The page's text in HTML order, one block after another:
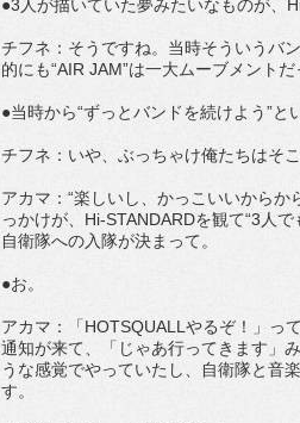
●3人が描いていた夢みたいなものが、
チフネ：そうですね。当時そういうバ
的にも“AIR JAM”は一大ムーブメントだ
●当時から“ずっとバンドを続けよう”と
チフネ：いや、ぶっちゃけ俺たちはそ
アカマ：“楽しいし、かっこいいから
っかけが、Hi-STANDARDを観て“3人
自衛隊への入隊が決まって。
●お。
アカマ：「HOTSQUALLやるぞ！」っ
通知が来て、「じゃあ行ってきます」
うな感覚でやっていたし、自衛隊と音
す。